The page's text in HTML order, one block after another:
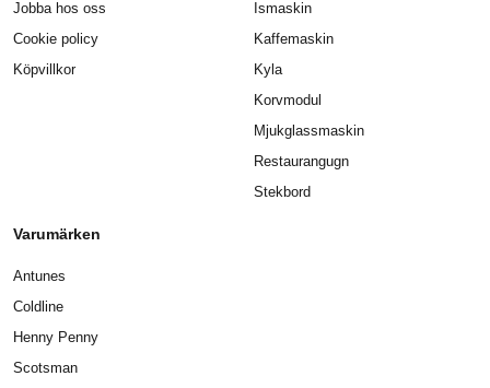
Jobba hos oss
Cookie policy
Köpvillkor
Ismaskin
Kaffemaskin
Kyla
Korvmodul
Mjukglassmaskin
Restaurangugn
Stekbord
Varumärken
Antunes
Coldline
Henny Penny
Scotsman